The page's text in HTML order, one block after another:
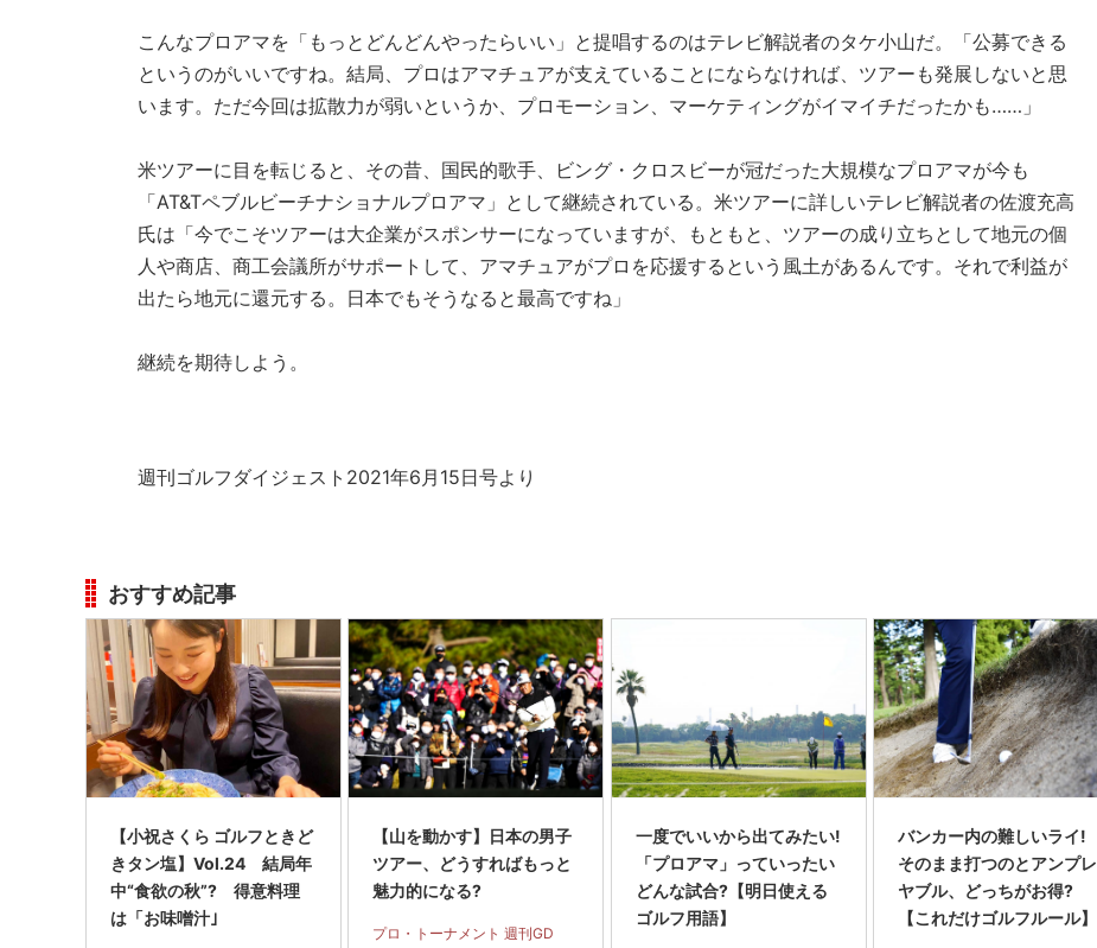
こんなプロアマを「もっとどんどんやったらいい」と提唱するのはテレビ解説者のタケ小山だ。「公募できる
というのがいいですね。結局、プロはアマチュアが支えていることにならなければ、ツアーも発展しないと思
います。ただ今回は拡散力が弱いというか、プロモーション、マーケティングがイマイチだったかも……」
米ツアーに目を転じると、その昔、国民的歌手、ビング・クロスビーが冠だった大規模なプロアマが今も
「AT&Tペブルビーチナショナルプロアマ」として継続されている。米ツアーに詳しいテレビ解説者の佐渡充高
氏は「今でこそツアーは大企業がスポンサーになっていますが、もともと、ツアーの成り立ちとして地元の個
人や商店、商工会議所がサポートして、アマチュアがプロを応援するという風土があるんです。それで利益が
出たら地元に還元する。日本でもそうなると最高ですね」
継続を期待しよう。
週刊ゴルフダイジェスト2021年6月15日号より
おすすめ記事
【小祝さくら ゴルフときど
きタン塩】Vol.24 結局年
中“食欲の秋”? 得意料理
は「お味噌汁｣
【山を動かす】日本の男子
ツアー、どうすればもっと
魅力的になる?
プロ・トーナメント 週刊GD
一度でいいから出てみたい!
「プロアマ」っていったい
どんな試合?【明日使える
ゴルフ用語】
バンカー内の難しいライ!
そのまま打つのとアンプレ
ヤブル、どっちがお得?
【これだけゴルフルール】